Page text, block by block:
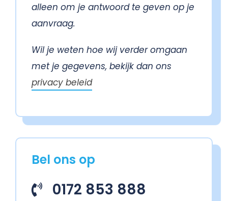
alleen om je antwoord te geven op je
aanvraag.
Wil je weten hoe wij verder omgaan
met je gegevens, bekijk dan ons
privacy beleid
Bel ons op
0172 853 888